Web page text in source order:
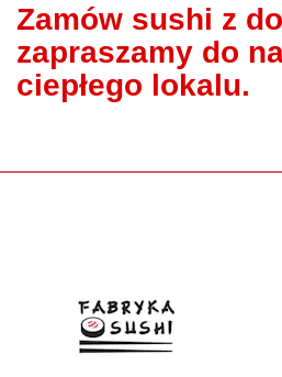
Zamów sushi z
zapraszamy do
ciepłego lokalu.